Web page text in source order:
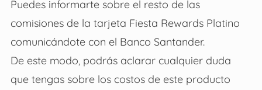
Puedes informarte sobre el resto de las
comisiones de la tarjeta Fiesta Rewards Platino
comunicándote con el Banco Santander.
De este modo, podrás aclarar cualquier duda
que tengas sobre los costos de este producto